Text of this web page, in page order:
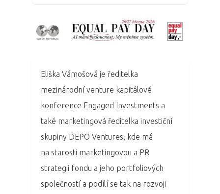
Eliška Vámošová je ředitelka
mezinárodní venture kapitálové
konference Engaged Investments a
také marketingová ředitelka investiční
skupiny DEPO Ventures, kde má
na starosti marketingovou a PR
strategii fondu a jeho portfoliových
společností a podílí se tak na rozvoji